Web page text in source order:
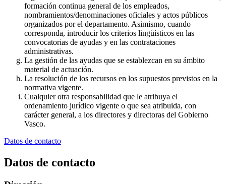
formación continua general de los empleados,
nombramientos/denominaciones oficiales y actos públicos
organizados por el departamento. Asimismo, cuando
corresponda, introducir los criterios lingüísticos en las
convocatorias de ayudas y en las contrataciones
administrativas.
La gestión de las ayudas que se establezcan en su ámbito
material de actuación.
La resolución de los recursos en los supuestos previstos en la
normativa vigente.
Cualquier otra responsabilidad que le atribuya el
ordenamiento jurídico vigente o que sea atribuida, con
carácter general, a los directores y directoras del Gobierno
Vasco.
Datos de contacto
Datos de contacto